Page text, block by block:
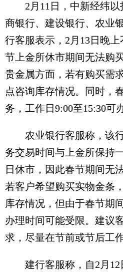
2月11日，中新经纬以
商银行、建设银行、农业
行客服表示，2月13日晚
节上金所休市期间无法购
贵金属方面，若有购买需
点咨询库存情况。同时，
务，工作日9:00至15:30可
农业银行客服称，该行
务交易时间与上金所保持
日休市，因此春节期间无
若客户希望购买实物金条
库存情况，但由于春节期
办理时间可能受限。建议
求，尽量在节前或节后工
建行客服称，自2月12